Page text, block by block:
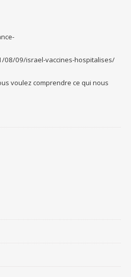
08/09/israel-vaccines-hospitalises/
voulez comprendre ce qui nous